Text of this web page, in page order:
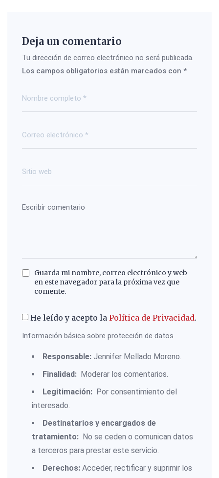
Deja un comentario
Tu dirección de correo electrónico no será publicada.
Los campos obligatorios están marcados con *
Guarda mi nombre, correo electrónico y web
en este navegador para la próxima vez que
comente.
He leído y acepto la Política de Privacidad.
Información básica sobre protección de datos
Responsable: Jennifer Mellado Moreno.
Finalidad: Moderar los comentarios.
Legitimación: Por consentimiento del
interesado.
Destinatarios y encargados de
tratamiento: No se ceden o comunican datos
a terceros para prestar este servicio.
Derechos: Acceder, rectificar y suprimir los